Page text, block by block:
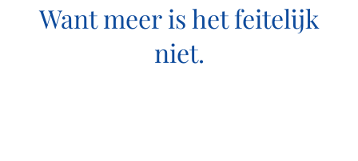
Want meer is het feitelijk
niet.